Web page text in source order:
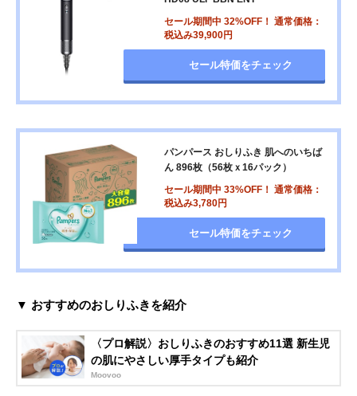
セール期間中 32%OFF！ 通常価格：
税込み39,900円
セール特価をチェック
パンパース おしりふき 肌へのいちば
ん 896枚（56枚ｘ16パック）
セール期間中 33%OFF！ 通常価格：
税込み3,780円
セール特価をチェック
▼ おすすめのおしりふきを紹介
〈プロ解説〉おしりふきのおすすめ11選 新生児
の肌にやさしい厚手タイプも紹介
Moovoo